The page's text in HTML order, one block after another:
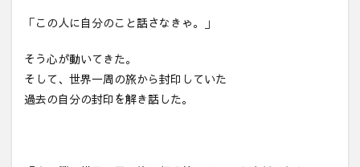
「この人に自分のこと話さなきゃ。」
そう心が動いてきた。
そして、世界一周の旅から封印していた
過去の自分の封印を解き話した。